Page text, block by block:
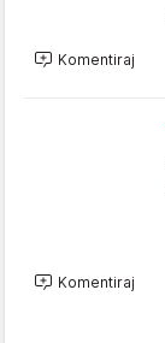
Komentiraj
Komentiraj